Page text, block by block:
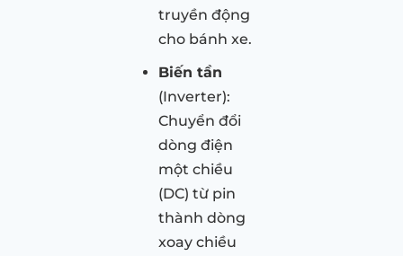
truyền động
cho bánh xe.
Biến tần
(Inverter):
Chuyển đổi
dòng điện
một chiều
(DC) từ pin
thành dòng
xoay chiều